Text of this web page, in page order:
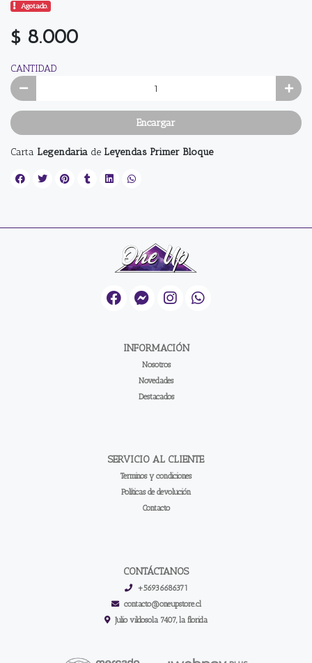
Agotado.
$ 8.000
CANTIDAD
Encargar
Carta Legendaria de Leyendas Primer Bloque
INFORMACIÓN
Nosotros
Novedades
Destacados
SERVICIO AL CLIENTE
Terminos y condiciones
Políticas de devolución
Contacto
CONTÁCTANOS
+56936686371
contacto@oneupstore.cl
Julio vildosola 7407, la florida